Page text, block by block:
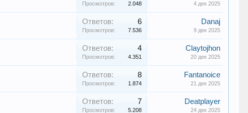
Просмотров: 2.048 4 дек 2025
Ответов: 6
Просмотров: 7.536
Danaj
9 дек 2025
Ответов: 4
Просмотров: 4.351
Claytojhon
20 дек 2025
Ответов: 8
Просмотров: 1.874
Fantanoice
21 дек 2025
Ответов: 7
Просмотров: 5.208
Deatplayer
24 дек 2025